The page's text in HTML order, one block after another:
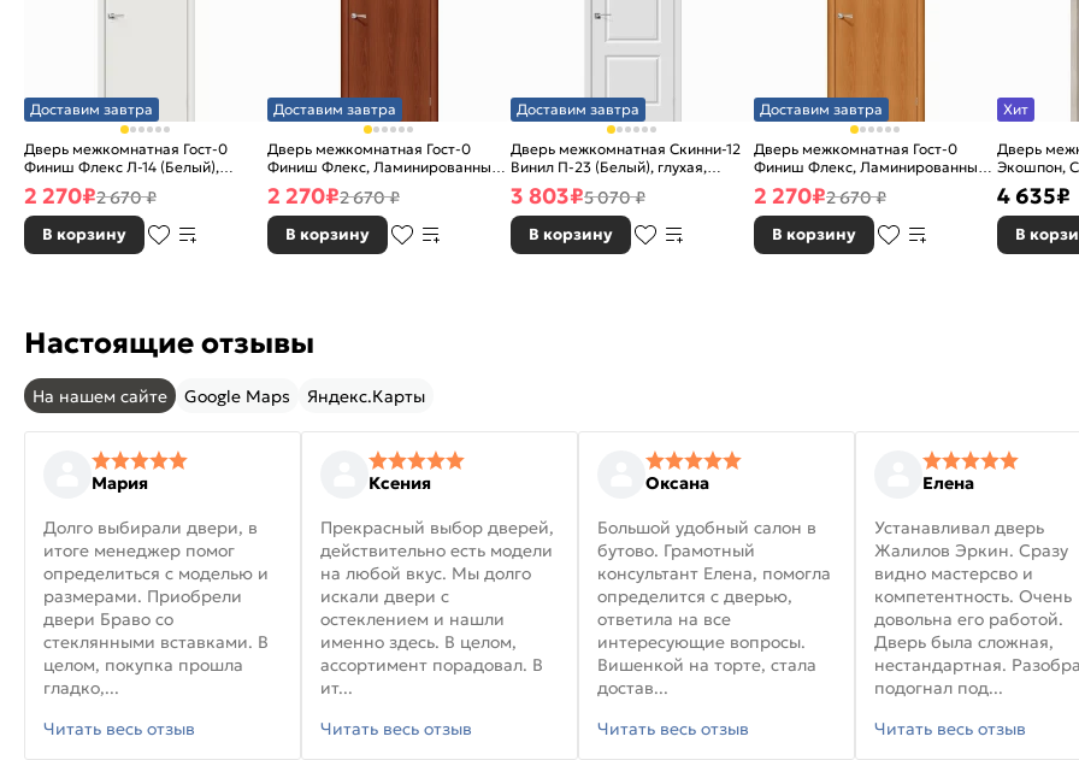
Доставим завтра
Дверь межкомнатная Гост-0
Финиш Флекс Л-14 (Белый),
глухая, каркасно-щитовая
2 270₽2 670 ₽
В корзину
Доставим завтра
Дверь межкомнатная Гост-0
Финиш Флекс, Ламинированные
Л-11 (ИталОрех), глухая,
каркасно-щитовая
2 270₽2 670 ₽
В корзину
Доставим завтра
Дверь межкомнатная Скинни-12
Винил П-23 (Белый), глухая,
скиновая
3 803₽5 070 ₽
В корзину
Доставим завтра
Дверь межкомнатная Гост-0
Финиш Флекс, Ламинированные
Л-12 (МиланОрех), глухая,
каркасно-щитовая
2 270₽2 670 ₽
В корзину
Хит
Дверь
Экошпон,
4 635₽
В
Настоящие отзывы
На нашем сайте Google Maps Яндекс.Карты
Мария
Долго выбирали двери, в
итоге менеджер помог
определиться с моделью и
размерами. Приобрели
двери Браво со
стеклянными вставками. В
целом, покупка прошла
гладко,...
Читать весь отзыв
Ксения
Прекрасный выбор дверей,
действительно есть модели
на любой вкус. Мы долго
искали двери с
остеклением и нашли
именно здесь. В целом,
ассортимент порадовал. В
ит...
Читать весь отзыв
Оксана
Большой удобный салон в
бутово. Грамотный
консультант Елена, помогла
определится с дверью,
ответила на все
интересующие вопросы.
Вишенкой на торте, стала
достав...
Читать весь отзыв
Елена
Устанавливал дверь
Жалилов Эркин. Сразу
видно мастерсво и
компетентность. Очень
довольна его работой.
Дверь была сложная,
нестандартная.
подогнал под...
Читать весь отзыв